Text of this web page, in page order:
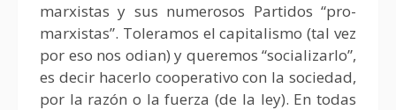
marxistas y sus numerosos Partidos “pro-
marxistas”. Toleramos el capitalismo (tal vez
por eso nos odian) y queremos “socializarlo”,
es decir hacerlo cooperativo con la sociedad,
por la razón o la fuerza (de la ley). En todas